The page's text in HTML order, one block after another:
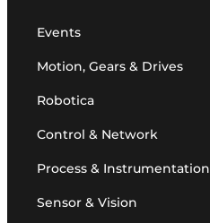
Events
Motion, Gears & Drives
Robotica
Control & Network
Process & Instrumentation
Sensor & Vision